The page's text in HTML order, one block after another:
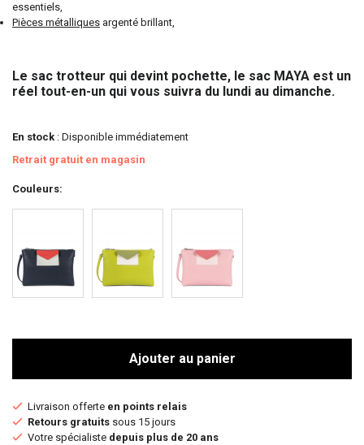
essentiels,
Pièces métalliques argenté brillant,
Le sac trotteur qui devint pochette, le sac MAYA est un
réel tout-en-un qui vous suivra du lundi au dimanche.
En stock : Disponible immédiatement
Retrait gratuit en magasin
Couleurs
Ajouter au panier
Livraison offerte en points relais
Retours gratuits sous 15 jours
Votre spécialiste depuis plus de 20 ans